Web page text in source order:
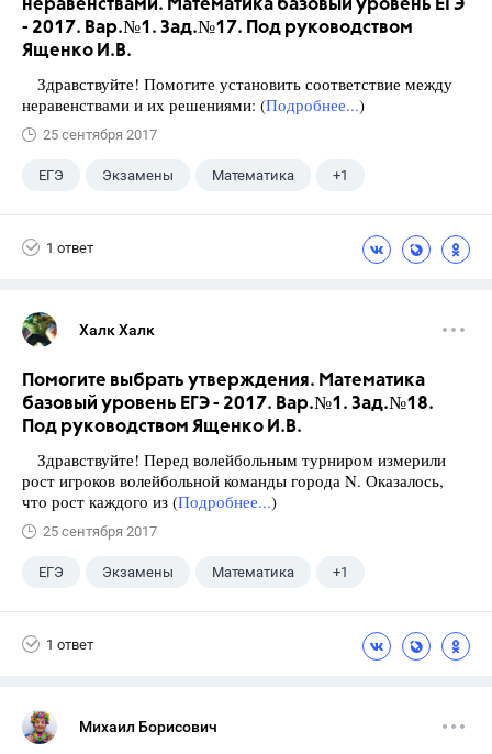
неравенствами. Математика базовый уровень ЕГЭ
- 2017. Вар.№1. Зад.№17. Под руководством
Ященко И.В.
Здравствуйте! Помогите установить соответствие между
неравенствами и их решениями: (Подробнее...)
25 сентября 2017
ЕГЭ Экзамены Математика +1
1 ответ
Халк Халк
Помогите выбрать утверждения. Математика
базовый уровень ЕГЭ - 2017. Вар.№1. Зад.№18.
Под руководством Ященко И.В.
Здравствуйте! Перед волейбольным турниром измерили
рост игроков волейбольной команды города N. Оказалось,
что рост каждого из (Подробнее...)
25 сентября 2017
ЕГЭ Экзамены Математика +1
1 ответ
Михаил Борисович